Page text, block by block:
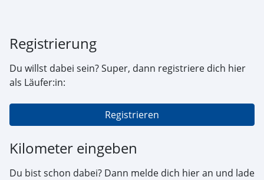
Registrierung
Du willst dabei sein? Super, dann registriere dich hier
als Läufer:in:
Registrieren
Kilometer eingeben
Du bist schon dabei? Dann melde dich hier an und lade